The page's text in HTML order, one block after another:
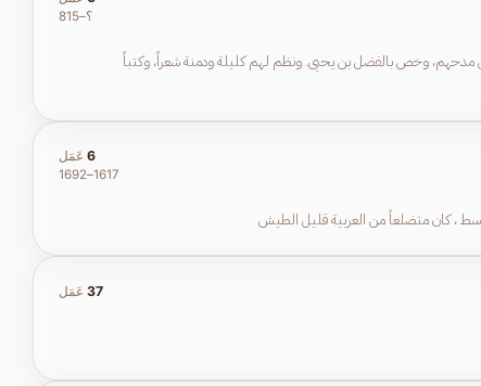
من مدحهم، وخص بالفضل بن يحيى. ونظم لهم كليلة ودمنة شعراً، وكتباً
؟–815
، كان متضلعاً من العربية قليل الطيش
6 عَمَل
1617–1692
37 عَمَل